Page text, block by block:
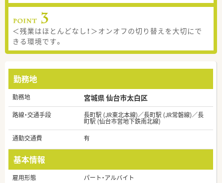
＜残業はほとんどなし！＞オンオフの切り替えを大切にで
きる環境です。
勤務地
勤務地 宮城県 仙台市太白区
路線・交通手段 長町駅 (JR東北本線)／長町駅 (JR常磐線)／長
町駅 (仙台市営地下鉄南北線)
通勤交通費
有
基本情報
雇用形態
パート・アルバイト